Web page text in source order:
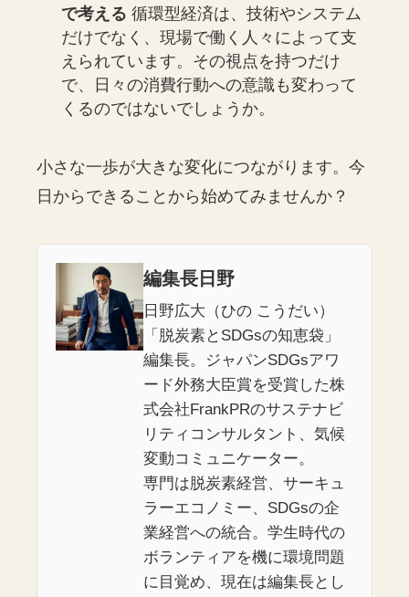
で考える 循環型経済は、技術やシステム
だけでなく、現場で働く人々によって支
えられています。その視点を持つだけ
で、日々の消費行動への意識も変わって
くるのではないでしょうか。
小さな一歩が大きな変化につながります。今
日からできることから始めてみませんか？
編集長日野
日野広大（ひの こうだい）
「脱炭素とSDGsの知恵袋」
編集長。ジャパンSDGsアワ
ード外務大臣賞を受賞した株
式会社FrankPRのサステナビ
リティコンサルタント、気候
変動コミュニケーター。
専門は脱炭素経営、サーキュ
ラーエコノミー、SDGsの企
業経営への統合。学生時代の
ボランティアを機に環境問題
に目覚め、現在は編集長とし